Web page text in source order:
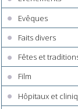
Evêques
Faits divers
Fêtes et
Film
Hôpitaux et